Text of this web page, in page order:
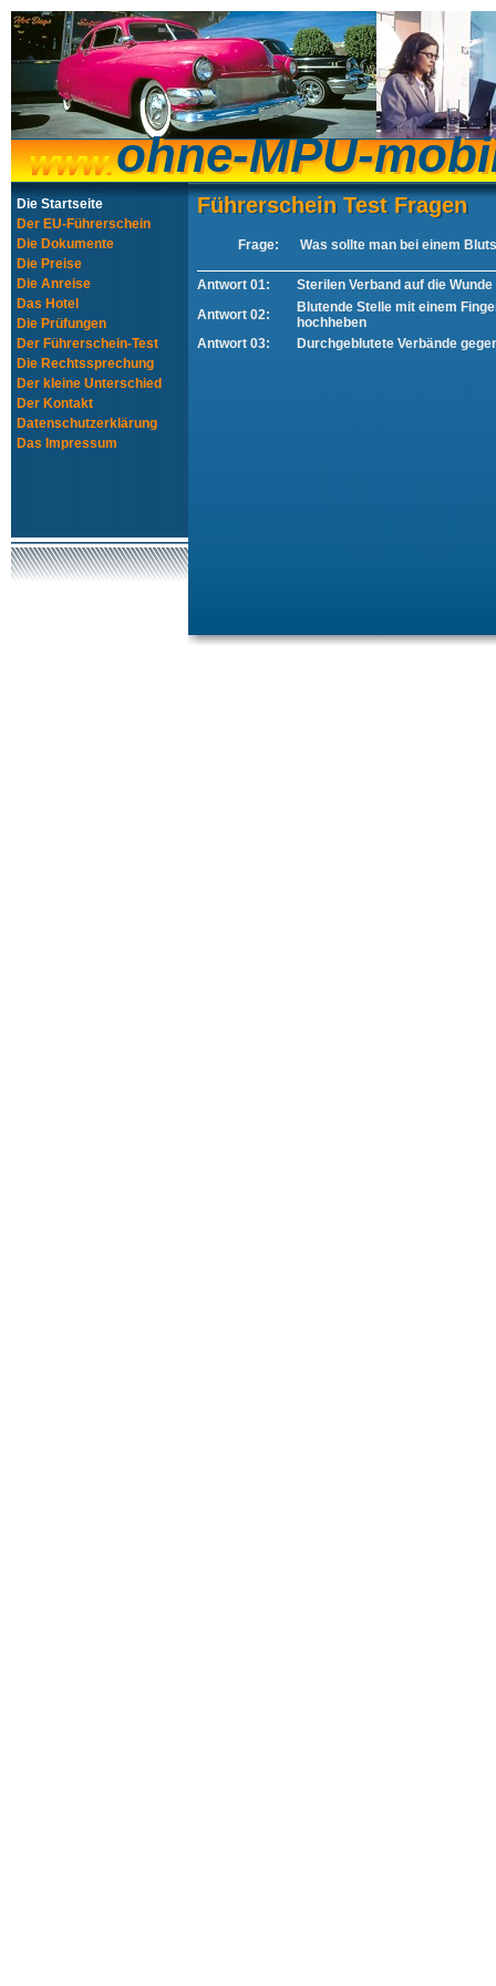
ohne-MPU-
ohne-MPU-
Die Startseite
Der EU-Führerschein
Die Dokumente
Die Preise
Die Anreise
Das Hotel
Die Prüfungen
Der Führerschein-Test
Die Rechtssprechung
Der kleine Unterschied
Der Kontakt
Datenschutzerklärung
Das Impressum
Führerschein Test Fragen
Führerschein Test Fragen
Frage: Was sollte man bei einem
Antwort 01:
Sterilen Verband auf die
Antwort 02:
Blutende Stelle mit einem
hochheben
Antwort 03:
Durchgeblutete Verbände